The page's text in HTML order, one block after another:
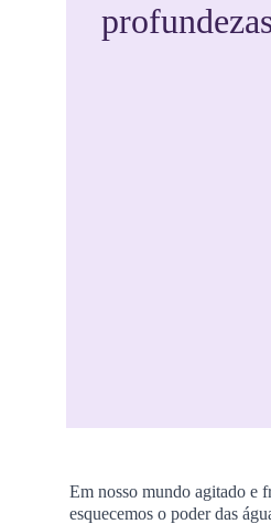
Em nosso mundo agitado e
esquecemos o poder das